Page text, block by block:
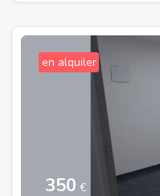
en alquiler
350 €